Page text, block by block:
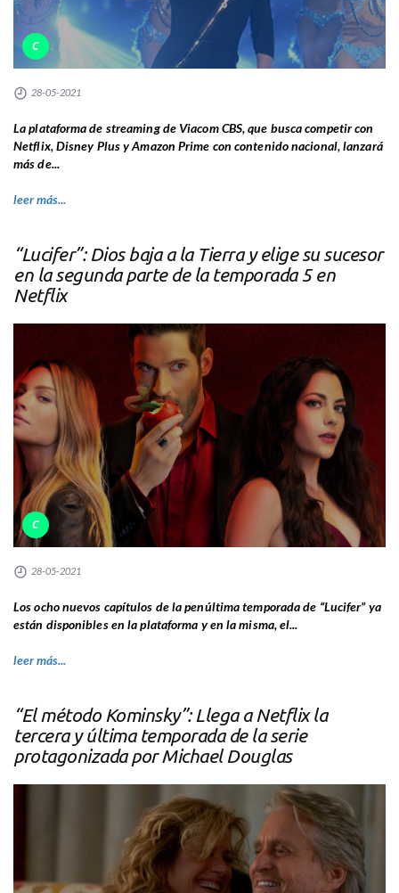
C
28-05-2021
La plataforma de streaming de Viacom CBS, que busca competir con
Netflix, Disney Plus y Amazon Prime con contenido nacional, lanzará
más de...
leer más...
“Lucifer”: Dios baja a la Tierra y elige su sucesor
en la segunda parte de la temporada 5 en
Netflix
C
28-05-2021
Los ocho nuevos capítulos de la penúltima temporada de “Lucifer” ya
están disponibles en la plataforma y en la misma, el...
leer más...
“El método Kominsky”: Llega a Netflix la
tercera y última temporada de la serie
protagonizada por Michael Douglas